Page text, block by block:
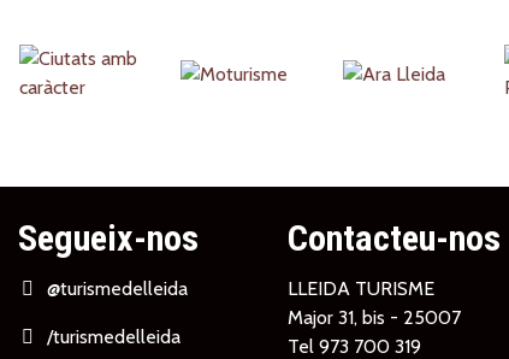
Partners
Segueix-nos
@turismedelleida
/turismedelleida
Contacteu-nos
LLEIDA TURISME
Major 31, bis - 25007
Tel 973 700 319